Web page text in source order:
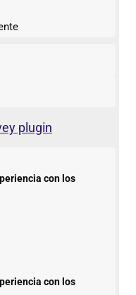
plugin
con los
con los